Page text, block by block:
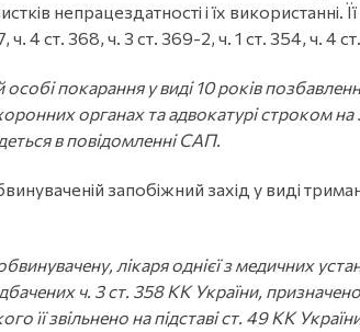
непрацездатності і їх використанні.
ч. 4 ст. 368, ч. 3 ст. 369-2, ч. 1 ст. 354, ч. 4
особі покарання у виді 10 років
органах та адвокатурі строком
в повідомленні САП.
запобіжний захід у виді
лікаря однієї з медичних
ч. 3 ст. 358 КК України,
її звільнено на підставі ст. 49 КК